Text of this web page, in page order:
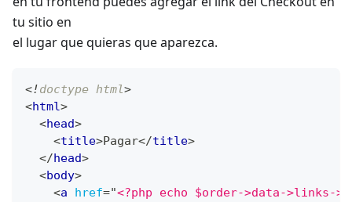
tu sitio en
el lugar que quieras que aparezca.
<!doctype html>
<html>
<head>
<title>Pagar</title>
</head>
<body>
<a href="<?php echo $order->data->links-